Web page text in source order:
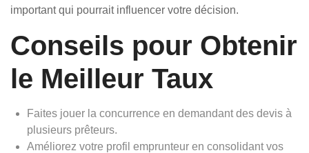
important qui pourrait influencer votre décision.
Conseils pour Obtenir
le Meilleur Taux
Faites jouer la concurrence en demandant des devis à
plusieurs prêteurs.
Améliorez votre profil emprunteur en consolidant vos